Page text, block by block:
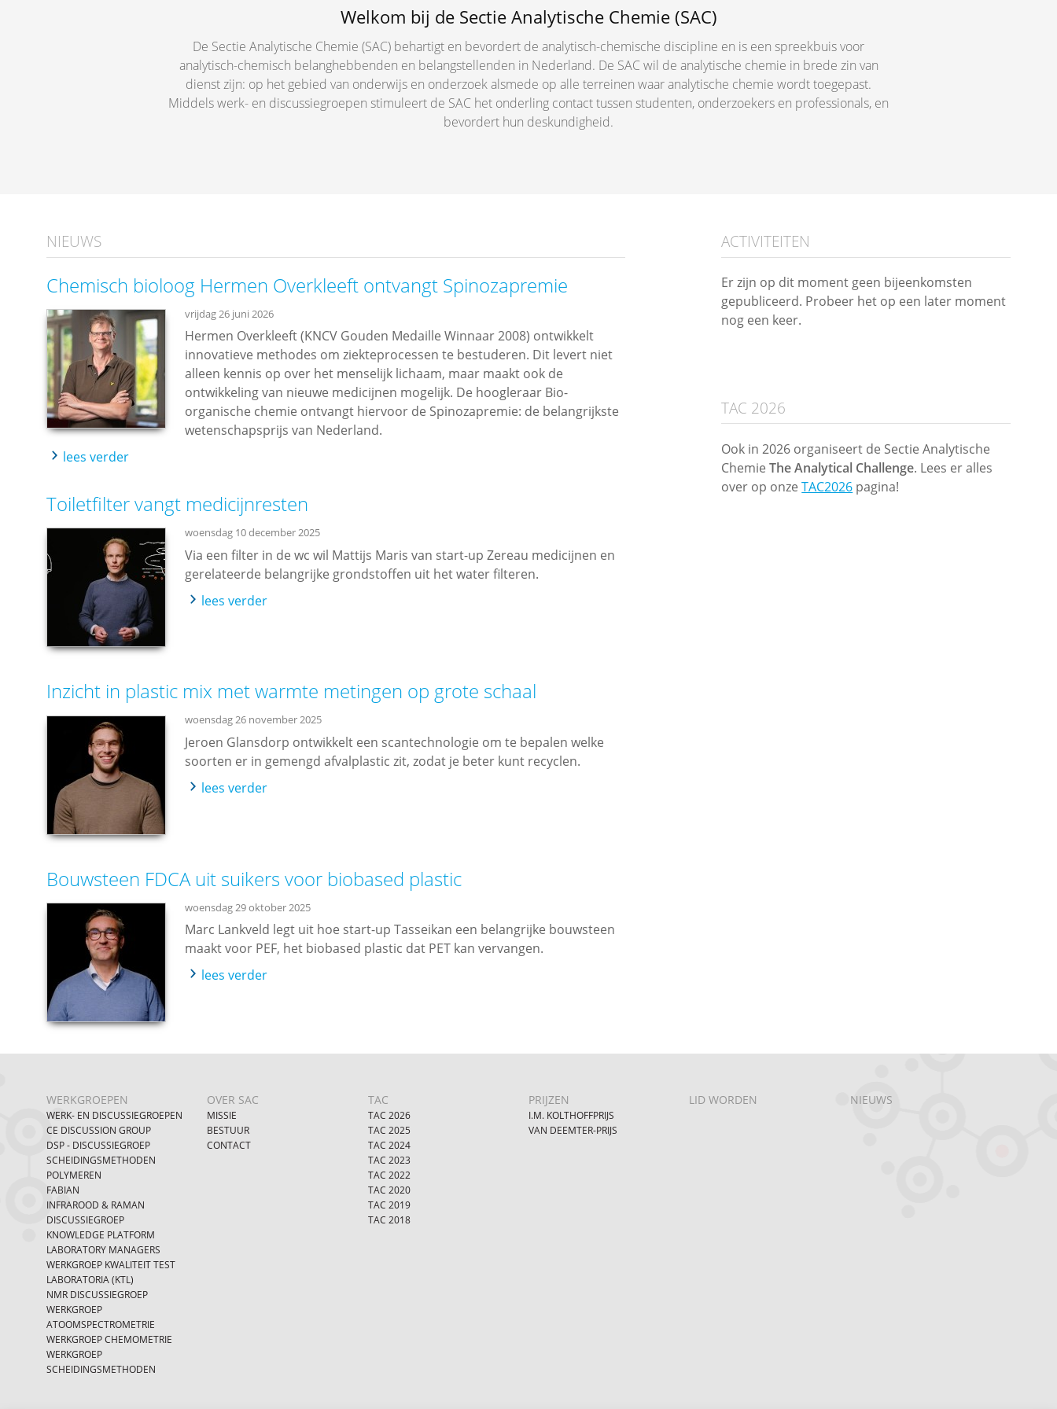
Welkom bij de Sectie Analytische Chemie (SAC)
De Sectie Analytische Chemie (SAC) behartigt en bevordert de analytisch-chemische discipline en is een spreekbuis voor
analytisch-chemisch belanghebbenden en belangstellenden in Nederland. De SAC wil de analytische chemie in brede zin van
dienst zijn: op het gebied van onderwijs en onderzoek alsmede op alle terreinen waar analytische chemie wordt toegepast.
Middels werk- en discussiegroepen stimuleert de SAC het onderling contact tussen studenten, onderzoekers en professionals, en
bevordert hun deskundigheid.
NIEUWS
Chemisch bioloog Hermen Overkleeft ontvangt Spinozapremie
vrijdag 26 juni 2026
Hermen Overkleeft (KNCV Gouden Medaille Winnaar 2008) ontwikkelt
innovatieve methodes om ziekteprocessen te bestuderen. Dit levert niet
alleen kennis op over het menselijk lichaam, maar maakt ook de
ontwikkeling van nieuwe medicijnen mogelijk. De hoogleraar Bio-
organische chemie ontvangt hiervoor de Spinozapremie: de belangrijkste
wetenschapsprijs van Nederland.
lees verder
Toiletfilter vangt medicijnresten
woensdag 10 december 2025
Via een filter in de wc wil Mattijs Maris van start-up Zereau medicijnen en
gerelateerde belangrijke grondstoffen uit het water filteren.
lees verder
Inzicht in plastic mix met warmte metingen op grote schaal
woensdag 26 november 2025
Jeroen Glansdorp ontwikkelt een scantechnologie om te bepalen welke
soorten er in gemengd afvalplastic zit, zodat je beter kunt recyclen.
lees verder
Bouwsteen FDCA uit suikers voor biobased plastic
woensdag 29 oktober 2025
Marc Lankveld legt uit hoe start-up Tasseikan een belangrijke bouwsteen
maakt voor PEF, het biobased plastic dat PET kan vervangen.
lees verder
ACTIVITEITEN
Er zijn op dit moment geen bijeenkomsten
gepubliceerd. Probeer het op een later moment
nog een keer.
TAC 2026
Ook in 2026 organiseert de Sectie Analytische
ChemieThe Analytical Challenge. Lees er alles
over op onzeTAC2026 pagina!
WERKGROEPEN
WERK- EN DISCUSSIEGROEPEN
CE DISCUSSION GROUP
DSP - DISCUSSIEGROEP
SCHEIDINGSMETHODEN
POLYMEREN
FABIAN
INFRAROOD & RAMAN
DISCUSSIEGROEP
KNOWLEDGE PLATFORM
LABORATORY MANAGERS
WERKGROEP KWALITEIT TEST
LABORATORIA (KTL)
NMR DISCUSSIEGROEP
WERKGROEP
ATOOMSPECTROMETRIE
WERKGROEP CHEMOMETRIE
WERKGROEP
SCHEIDINGSMETHODEN
OVER SAC
MISSIE
BESTUUR
CONTACT
TAC
TAC 2026
TAC 2025
TAC 2024
TAC 2023
TAC 2022
TAC 2020
TAC 2019
TAC 2018
PRIJZEN
I.M. KOLTHOFFPRIJS
VAN DEEMTER-PRIJS
LID WORDEN NIEUWS